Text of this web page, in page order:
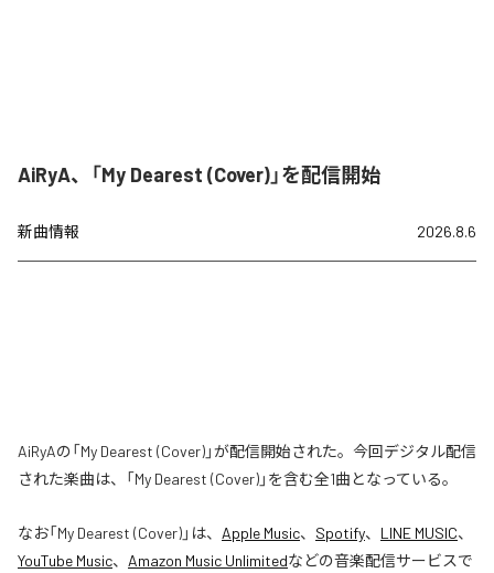
AiRyA、「My Dearest (Cover)」を配信開始
新曲情報 2026.8.6
AiRyAの「My Dearest (Cover)」が配信開始された。今回デジタル配信
された楽曲は、「My Dearest (Cover)」を含む全1曲となっている。
なお「My Dearest (Cover)」は、 Apple Music、 Spotify、 LINE MUSIC、
YouTube Music、 Amazon Music Unlimitedなどの音楽配信サービスで